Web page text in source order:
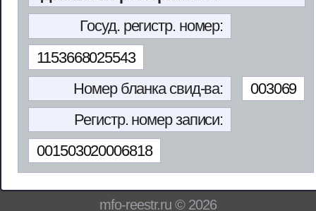
Госуд. регистр. номер:
1153668025543
Номер бланка свид-ва:
003069
Регистр. номер записи:
001503020006818
mfo-reestr.ru © 2026